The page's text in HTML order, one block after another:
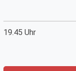
19.45 Uhr